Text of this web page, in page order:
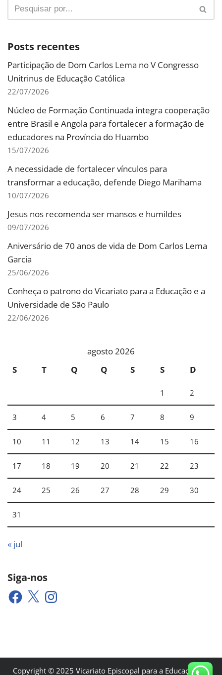
Posts recentes
Participação de Dom Carlos Lema no V Congresso
Unitrinus de Educação Católica
22/07/2026
Núcleo de Formação Continuada integra cooperação
entre Brasil e Angola para fortalecer a formação de
educadores na Província do Huambo
15/07/2026
A necessidade de fortalecer vínculos para
transformar a educação, defende Diego Marihama
10/07/2026
Jesus nos recomenda ser mansos e humildes
09/07/2026
Aniversário de 70 anos de vida de Dom Carlos Lema
Garcia
25/06/2026
Conheça o patrono do Vicariato para a Educação e a
Universidade de São Paulo
22/06/2026
agosto 2026
S
T Q Q S S D
1 2
3 4 5 6 7 8 9
10 11 12 13 14 15 16
17 18 19 20 21 22 23
24 25 26 27 28 29 30
31
« jul
Siga-nos
Copyright © 2025 Vicariato Episcopal para a Educação e a